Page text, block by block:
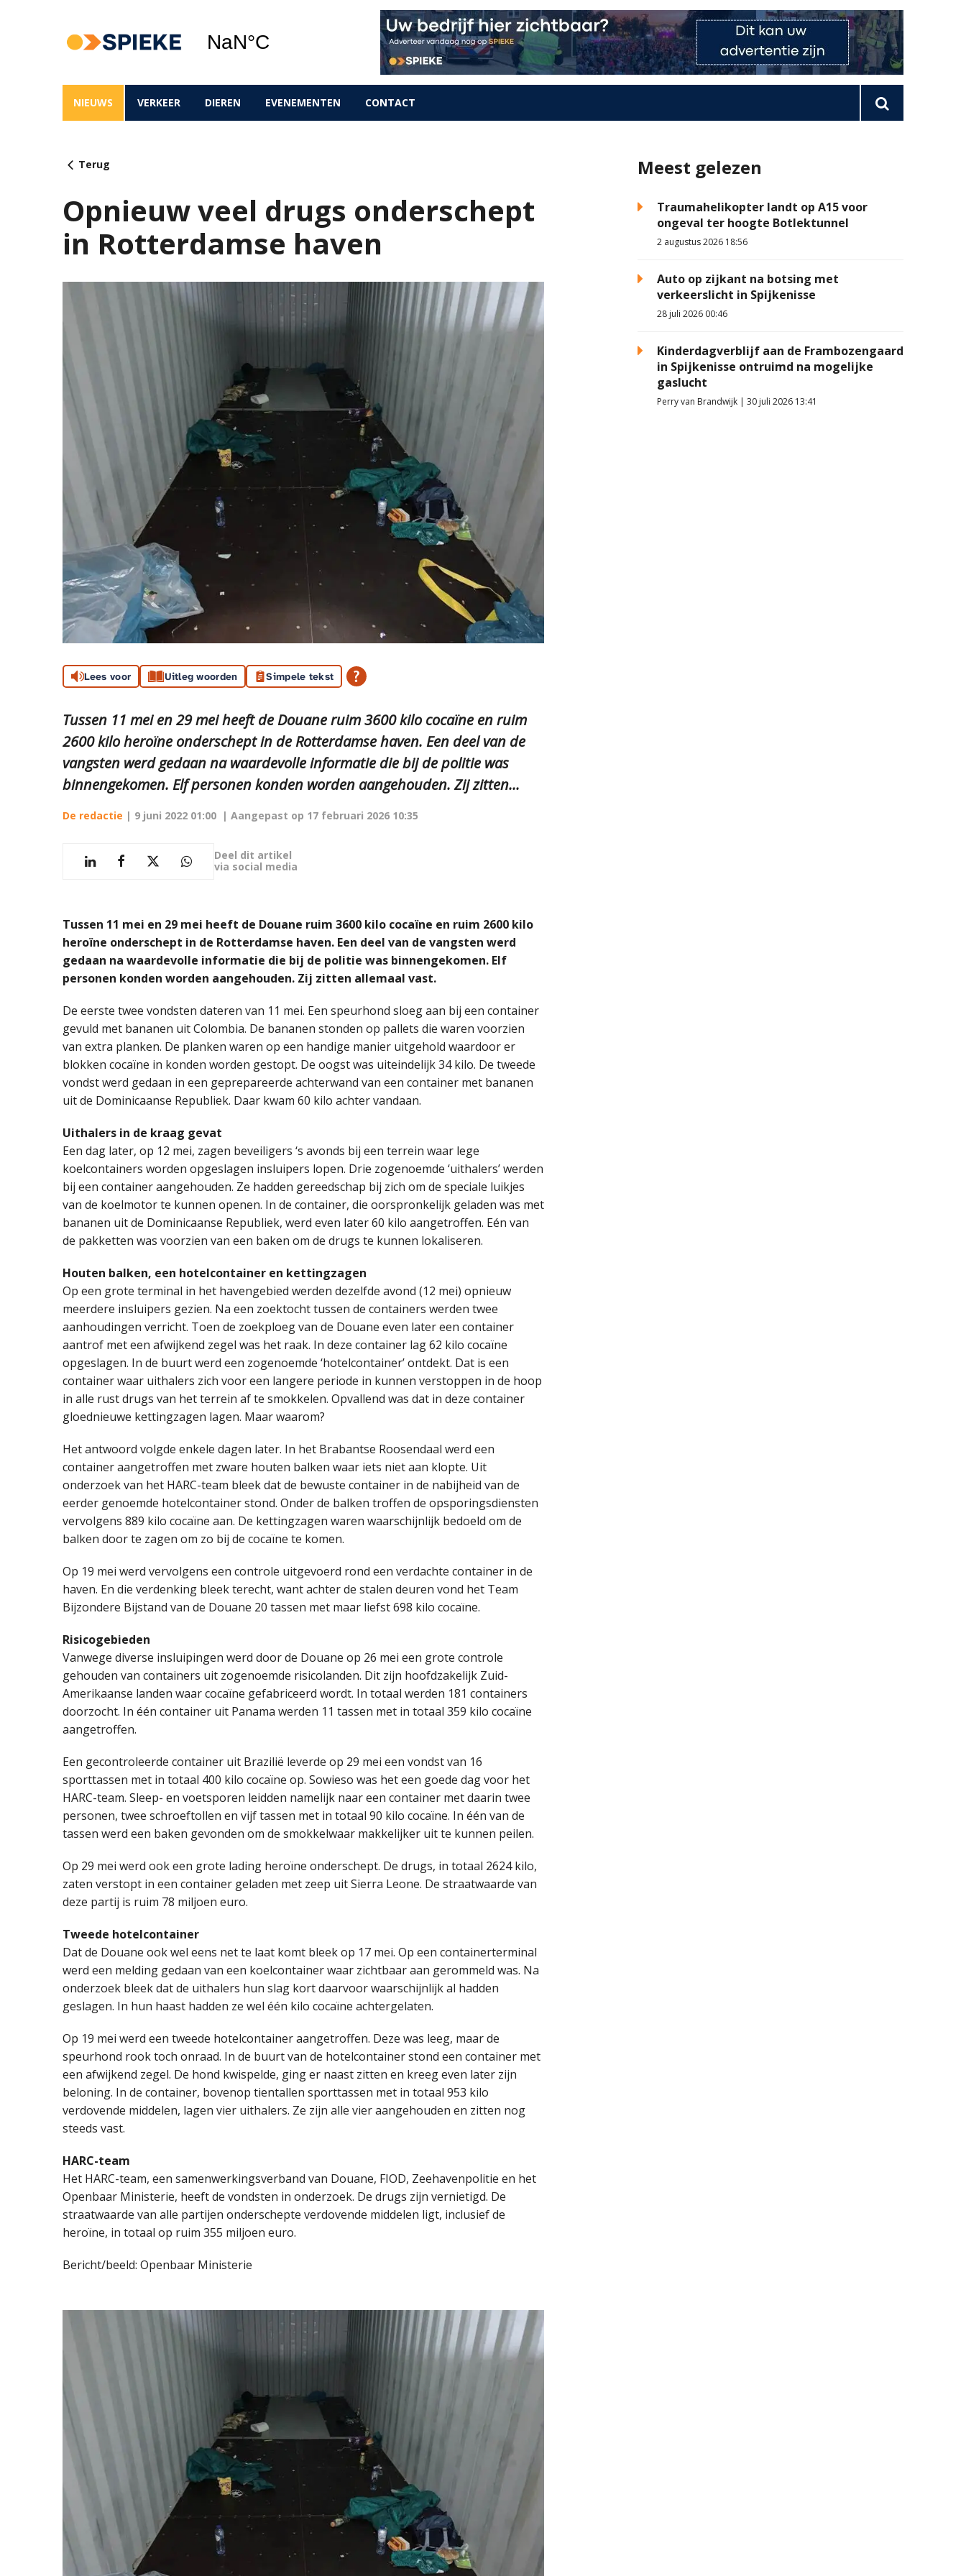
NIEUWS VERKEER DIEREN EVENEMENTEN CONTACT
Terug
Opnieuw veel drugs onderschept
in Rotterdamse haven
Lees voor Uitleg woorden Simpele tekst
Tussen 11 mei en 29 mei heeft de Douane ruim 3600 kilo cocaïne en ruim
2600 kilo heroïne onderschept in de Rotterdamse haven. Een deel van de
vangsten werd gedaan na waardevolle informatie die bij de politie was
binnengekomen. Elf personen konden worden aangehouden. Zij zitten...
De redactie | 9 juni 2022 01:00 | Aangepast op 17 februari 2026 10:35
Deel dit artikel
via social media
Tussen 11 mei en 29 mei heeft de Douane ruim 3600 kilo cocaïne en ruim 2600 kilo
heroïne onderschept in de Rotterdamse haven. Een deel van de vangsten werd
gedaan na waardevolle informatie die bij de politie was binnengekomen. Elf
personen konden worden aangehouden. Zij zitten allemaal vast.
De eerste twee vondsten dateren van 11 mei. Een speurhond sloeg aan bij een container
gevuld met bananen uit Colombia. De bananen stonden op pallets die waren voorzien
van extra planken. De planken waren op een handige manier uitgehold waardoor er
blokken cocaïne in konden worden gestopt. De oogst was uiteindelijk 34 kilo. De tweede
vondst werd gedaan in een geprepareerde achterwand van een container met bananen
uit de Dominicaanse Republiek. Daar kwam 60 kilo achter vandaan.
Uithalers in de kraag gevat
Een dag later, op 12 mei, zagen beveiligers ‘s avonds bij een terrein waar lege
koelcontainers worden opgeslagen insluipers lopen. Drie zogenoemde ‘uithalers’ werden
bij een container aangehouden. Ze hadden gereedschap bij zich om de speciale luikjes
van de koelmotor te kunnen openen. In de container, die oorspronkelijk geladen was met
bananen uit de Dominicaanse Republiek, werd even later 60 kilo aangetroffen. Eén van
de pakketten was voorzien van een baken om de drugs te kunnen lokaliseren.
Houten balken, een hotelcontainer en kettingzagen
Op een grote terminal in het havengebied werden dezelfde avond (12 mei) opnieuw
meerdere insluipers gezien. Na een zoektocht tussen de containers werden twee
aanhoudingen verricht. Toen de zoekploeg van de Douane even later een container
aantrof met een afwijkend zegel was het raak. In deze container lag 62 kilo cocaïne
opgeslagen. In de buurt werd een zogenoemde ‘hotelcontainer’ ontdekt. Dat is een
container waar uithalers zich voor een langere periode in kunnen verstoppen in de hoop
in alle rust drugs van het terrein af te smokkelen. Opvallend was dat in deze container
gloednieuwe kettingzagen lagen. Maar waarom?
Het antwoord volgde enkele dagen later. In het Brabantse Roosendaal werd een
container aangetroffen met zware houten balken waar iets niet aan klopte. Uit
onderzoek van het HARC-team bleek dat de bewuste container in de nabijheid van de
eerder genoemde hotelcontainer stond. Onder de balken troffen de opsporingsdiensten
vervolgens 889 kilo cocaïne aan. De kettingzagen waren waarschijnlijk bedoeld om de
balken door te zagen om zo bij de cocaïne te komen.
Op 19 mei werd vervolgens een controle uitgevoerd rond een verdachte container in de
haven. En die verdenking bleek terecht, want achter de stalen deuren vond het Team
Bijzondere Bijstand van de Douane 20 tassen met maar liefst 698 kilo cocaïne.
Risicogebieden
Vanwege diverse insluipingen werd door de Douane op 26 mei een grote controle
gehouden van containers uit zogenoemde risicolanden. Dit zijn hoofdzakelijk Zuid-
Amerikaanse landen waar cocaïne gefabriceerd wordt. In totaal werden 181 containers
doorzocht. In één container uit Panama werden 11 tassen met in totaal 359 kilo cocaïne
aangetroffen.
Een gecontroleerde container uit Brazilië leverde op 29 mei een vondst van 16
sporttassen met in totaal 400 kilo cocaïne op. Sowieso was het een goede dag voor het
HARC-team. Sleep- en voetsporen leidden namelijk naar een container met daarin twee
personen, twee schroeftollen en vijf tassen met in totaal 90 kilo cocaïne. In één van de
tassen werd een baken gevonden om de smokkelwaar makkelijker uit te kunnen peilen.
Op 29 mei werd ook een grote lading heroïne onderschept. De drugs, in totaal 2624 kilo,
zaten verstopt in een container geladen met zeep uit Sierra Leone. De straatwaarde van
deze partij is ruim 78 miljoen euro.
Tweede hotelcontainer
Dat de Douane ook wel eens net te laat komt bleek op 17 mei. Op een containerterminal
werd een melding gedaan van een koelcontainer waar zichtbaar aan gerommeld was. Na
onderzoek bleek dat de uithalers hun slag kort daarvoor waarschijnlijk al hadden
geslagen. In hun haast hadden ze wel één kilo cocaïne achtergelaten.
Op 19 mei werd een tweede hotelcontainer aangetroffen. Deze was leeg, maar de
speurhond rook toch onraad. In de buurt van de hotelcontainer stond een container met
een afwijkend zegel. De hond kwispelde, ging er naast zitten en kreeg even later zijn
beloning. In de container, bovenop tientallen sporttassen met in totaal 953 kilo
verdovende middelen, lagen vier uithalers. Ze zijn alle vier aangehouden en zitten nog
steeds vast.
HARC-team
Het HARC-team, een samenwerkingsverband van Douane, FIOD, Zeehavenpolitie en het
Openbaar Ministerie, heeft de vondsten in onderzoek. De drugs zijn vernietigd. De
straatwaarde van alle partijen onderschepte verdovende middelen ligt, inclusief de
heroïne, in totaal op ruim 355 miljoen euro.
Bericht/beeld: Openbaar Ministerie
Meest gelezen
Traumahelikopter landt op A15 voor
ongeval ter hoogte Botlektunnel
2 augustus 2026 18:56
Auto op zijkant na botsing met
verkeerslicht in Spijkenisse
28 juli 2026 00:46
Kinderdagverblijf aan de Frambozengaard
in Spijkenisse ontruimd na mogelijke
gaslucht
Perry van Brandwijk | 30 juli 2026 13:41